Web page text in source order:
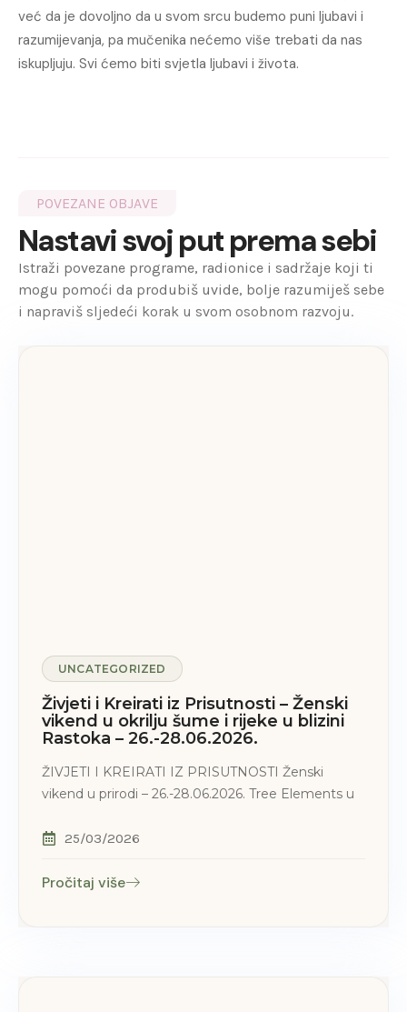
već da je dovoljno da u svom srcu budemo puni ljubavi i
razumijevanja, pa mučenika nećemo više trebati da nas
iskupljuju. Svi ćemo biti svjetla ljubavi i života.
POVEZANE OBJAVE
Nastavi svoj put prema sebi
Istraži povezane programe, radionice i sadržaje koji ti
mogu pomoći da produbiš uvide, bolje razumiješ sebe
i napraviš sljedeći korak u svom osobnom razvoju.
UNCATEGORIZED
Živjeti i Kreirati iz Prisutnosti – Ženski
vikend u okrilju šume i rijeke u blizini
Rastoka – 26.-28.06.2026.
ŽIVJETI I KREIRATI IZ PRISUTNOSTI Ženski
vikend u prirodi – 26.-28.06.2026. Tree Elements u
25/03/2026
Pročitaj više